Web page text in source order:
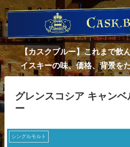
【カスクブルー】これまで飲
イスキーの味、価格、背景を
グレンスコシア キャン
ー
シングルモルト